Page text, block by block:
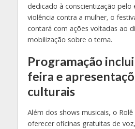
dedicado à conscientização pelo
violência contra a mulher, o
contará com ações voltadas ao
mobilização sobre o tema.
Programação
feira e
culturais
Além dos shows musicais, o
oferecer oficinas gratuitas de